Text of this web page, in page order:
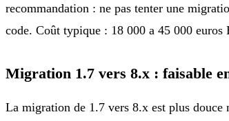
recommandation : ne pas tenter une
code. Coût typique : 18 000 a 45 000 euros
Migration 1.7 vers 8.x : faisable
La migration de 1.7 vers 8.x est plus douce